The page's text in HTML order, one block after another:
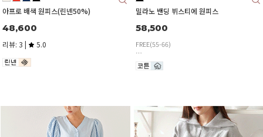
아프로 배색 원피스(린넨50%)
48,600
리뷰: 3 | 5.0
밀라노 밴딩 뷔스티에 원피스
58,500
FREE(55-66)